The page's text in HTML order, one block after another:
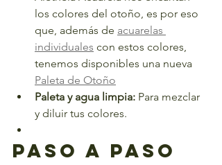
los colores del otoño, es por eso
que, además de acuarelas
individuales con estos colores,
tenemos disponibles una nueva
Paleta de Otoño
Paleta y agua limpia: Para mezclar
y diluir tus colores.
Paso a Paso